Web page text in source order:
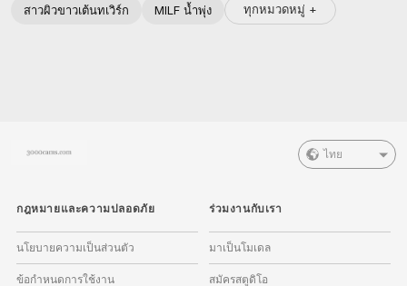
สาวผิวขาวเต้นทเวิร์ก
MILF น้ำพุ่ง ทุกหมวดหมู่ +
ไทย
กฎหมายและความปลอดภัย
นโยบายความเป็นส่วนตัว
ข้อกำหนดการใช้งาน
ร่วมงานกับเรา
มาเป็นโมเดล
สมัครสตูดิโอ